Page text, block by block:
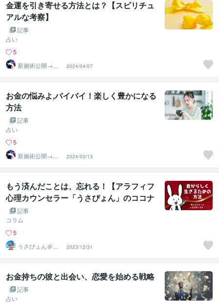
金運を引き寄せる方法とは？【スピリチュ
アルな考察】
記事
占い
5
新施術公開→≪
相手意識強制変
化≫◆星桜龍
2024/04/07
お金の悩みよ,バイバイ！楽しく豊かになる
方法
記事
占い
5
新施術公開→≪
相手意識強制変
化≫◆星桜龍
2024/03/13
もう済んだことは、忘れる！【アラフィフ
心理カウンセラー「うさぴょん」のココナ
ラ電話相談】
記事
コラム
5
うさぴょん＠癒
し系アラフィフ
心寄り添い人
2023/12/31
お金持ちの彼と出会い、恋愛を始める戦略
記事
占い